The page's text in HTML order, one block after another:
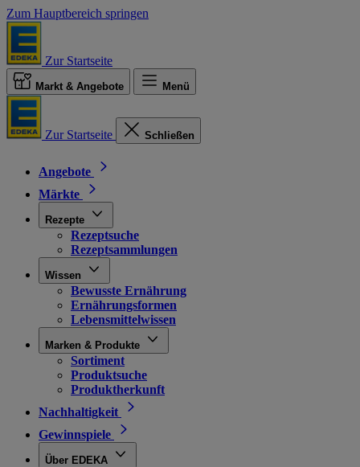
Zum Hauptbereich springen
Zur Startseite
Markt & Angebote Menü
Zur Startseite Schließen
Angebote
Märkte
Rezepte
Rezeptsuche
Rezeptsammlungen
Wissen
Bewusste Ernährung
Ernährungsformen
Lebensmittelwissen
Marken & Produkte
Sortiment
Produktsuche
Produktherkunft
Nachhaltigkeit
Gewinnspiele
Über EDEKA